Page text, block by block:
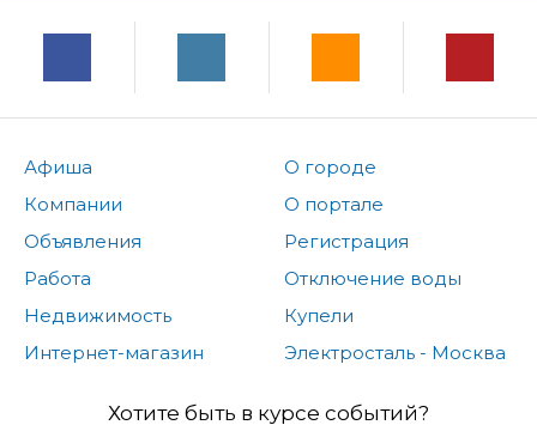
Афиша
Компании
Объявления
Работа
Недвижимость
Интернет-магазин
О городе
О портале
Регистрация
Отключение воды
Купели
Электросталь - Москва
Хотите быть в курсе событий?